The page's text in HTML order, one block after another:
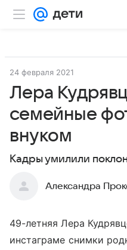
24 февраля 2021
Лера
семейные
внуком
Кадры умилили
Александра
49-летняя Лера
инстаграме снимки